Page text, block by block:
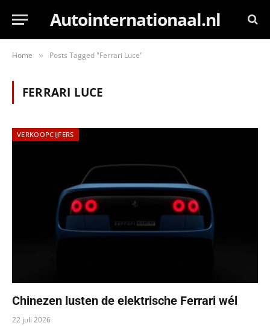
Autointernationaal.nl
Home » Posts Tagged "Ferrari Luce"
FERRARI LUCE
VERKOOPCIJFERS
Chinezen lusten de elektrische Ferrari wél
22 juli 2026